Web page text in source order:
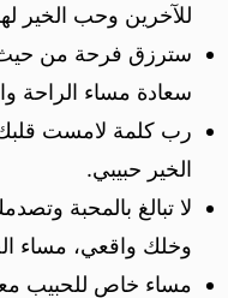
للآخرين وحب الخير
سترزق فرحة من حيث
سعادة مساء الراحة
رب كلمة لامست
الخير حبيبي.
لا تبالغ بالمحبة
وخلك واقعي، مساء
مساء خاص للحبيب